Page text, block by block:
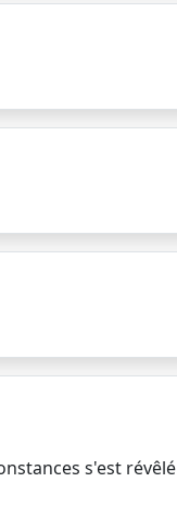
s'est révêlé